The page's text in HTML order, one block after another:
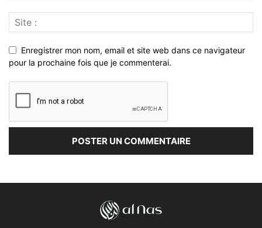
Enregistrer mon nom, email et site web dans ce navigateur
pour la prochaine fois que je commenterai.